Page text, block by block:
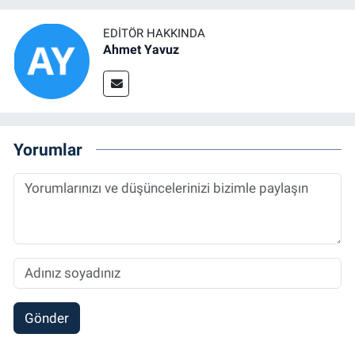
EDITÖR HAKKINDA
Ahmet Yavuz
Yorumlar
Gönder